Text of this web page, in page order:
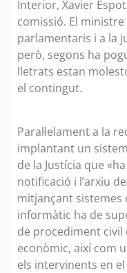
Interior, Xavier
comissió. El
parlamentaris i a la
però, segons ha
lletrats estan
el contingut.
Paral·lelament a la
implantant un
de la Justícia que
notificació i l’arxiu
mitjançant sistemes
informàtic ha de
de procediment civil
econòmic, així com
els intervinents en